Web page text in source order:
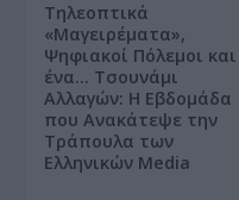
Τηλεοπτικά
«Μαγειρέματα»,
Ψηφιακοί Πόλεμοι και
ένα… Τσουνάμι
Αλλαγών: Η Εβδομάδα
που Ανακάτεψε την
Τράπουλα των
Ελληνικών Media